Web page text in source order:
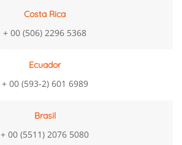
Costa Rica
+ 00 (506) 2296 5368
Ecuador
+ 00 (593-2) 601 6989
Brasil
+ 00 (5511) 2076 5080